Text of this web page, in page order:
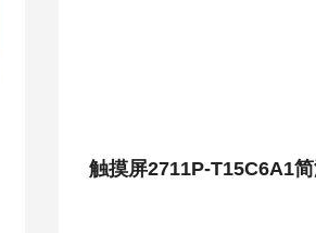
触摸屏2711P-T15C6A1